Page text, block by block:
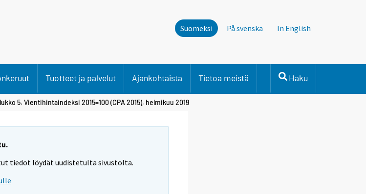
Suomeksi På svenska In English
Tuotteet ja palvelut Ajankohtaista Tietoa meistä Haku
5. Vientihintaindeksi 2015=100 (CPA 2015), helmikuu 2019
tiedot löydät uudistetulta sivustolta.